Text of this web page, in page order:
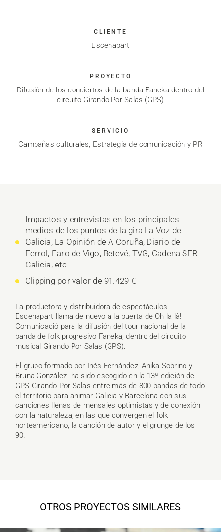
CLIENTE
Escenapart
PROYECTO
Difusión de los conciertos de la banda Faneka dentro del
circuito Girando Por Salas (GPS)
SERVICIO
Campañas culturales, Estrategia de comunicación y PR
Impactos y entrevistas en los principales
medios de los puntos de la gira La Voz de
Galicia, La Opinión de A Coruña, Diario de
Ferrol, Faro de Vigo, Betevé, TVG, Cadena SER
Galicia, etc
Clipping por valor de 91.429 €
La productora y distribuidora de espectáculos
Escenapart llama de nuevo a la puerta de Oh la là!
Comunicació para la difusión del tour nacional de la
banda de folk progresivo Faneka, dentro del circuito
musical Girando Por Salas (GPS).
El grupo formado por Inés Fernández, Anika Sobrino y
Bruna González ha sido escogido en la 13ª edición de
GPS Girando Por Salas entre más de 800 bandas de todo
el territorio para animar Galicia y Barcelona con sus
canciones llenas de mensajes optimistas y de conexión
con la naturaleza, en las que convergen el folk
norteamericano, la canción de autor y el grunge de los
90.
OTROS PROYECTOS SIMILARES